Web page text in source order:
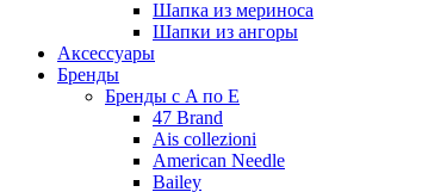
Шапка из мериноса
Шапки из ангоры
Аксессуары
Бренды
Бренды с A по E
47 Brand
Ais collezioni
American Needle
Bailey